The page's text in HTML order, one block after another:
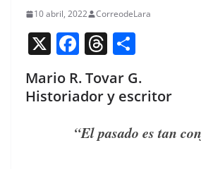
10 abril, 2022 CorreodeLara
X F
a
c
e
b
T
re
a
d
o
m
p
ar
Mario R. Tovar G.
Historiador y escritor
“El pasa­do es tan